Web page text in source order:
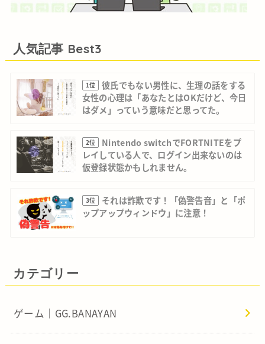
人気記事 Best3
1位
彼氏でもない男性に、生理の話をする
女性の心理は「あなたとはOKだけど、今日
はダメ」っていう意味だと思ってた。
2位
Nintendo switchでFORTNITEをプ
レイしている人で、ログイン出来ないのは
仮登録状態かもしれません。
3位
それは詐欺です！「偽警告音」と「ポ
ップアップウィンドウ」に注意！
カテゴリー
ゲーム｜GG.BANAYAN